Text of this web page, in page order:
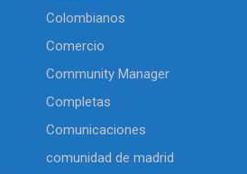
Colombianos
Comercio
Community Manager
Completas
Comunicaciones
comunidad de madrid